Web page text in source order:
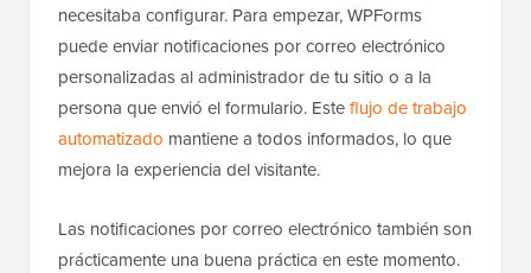
necesitaba configurar. Para empezar, WPForms
puede enviar notificaciones por correo electrónico
personalizadas al administrador de tu sitio o a la
persona que envió el formulario. Esteflujo de trabajo
automatizado mantiene a todos informados, lo que
mejora la experiencia del visitante.
Las notificaciones por correo electrónico también son
prácticamente una buena práctica en este momento.